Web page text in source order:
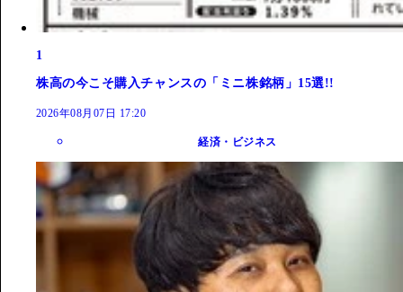
1
株高の今こそ購入チャンスの「ミニ株銘柄」15選!!
2026年08月07日 17:20
経済・ビジネス